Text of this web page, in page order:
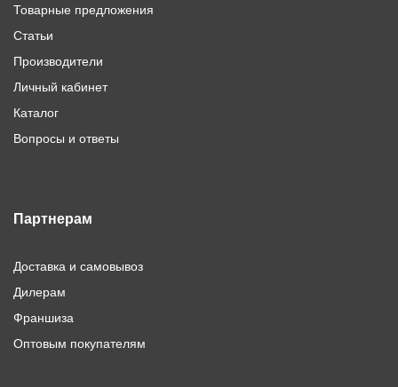
Товарные предложения
Статьи
Производители
Личный кабинет
Каталог
Вопросы и ответы
Партнерам
Доставка и самовывоз
Дилерам
Франшиза
Оптовым покупателям